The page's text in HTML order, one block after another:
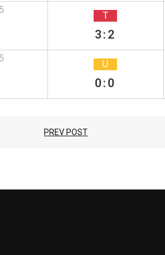
T
3:2
U
0:0
PREV POST